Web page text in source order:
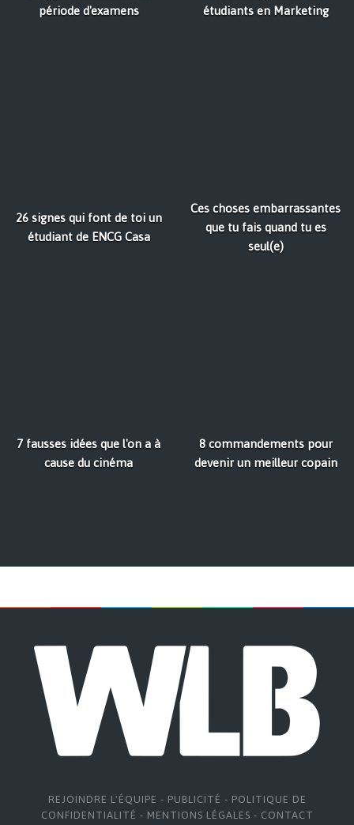
période d'examens
étudiants en Marketing
26 signes qui font de toi un
étudiant de ENCG Casa
Ces choses embarrassantes
que tu fais quand tu es
seul(e)
7 fausses idées que l'on a à
cause du cinéma
8 commandements pour
devenir un meilleur copain
REJOINDRE L'ÉQUIPE - PUBLICITÉ - POLITIQUE DE
CONFIDENTIALITÉ - MENTIONS LÉGALES - CONTACT